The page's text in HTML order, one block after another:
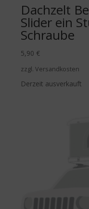
Dachzelt
Slider ein
Schraube
5,90 €
zzgl. Versandkosten
Derzeit ausverkauft